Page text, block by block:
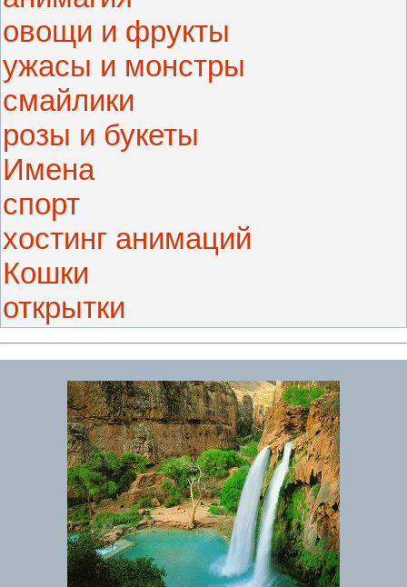
овощи и фрукты
ужасы и монстры
смайлики
розы и букеты
Имена
спорт
хостинг анимаций
Кошки
открытки